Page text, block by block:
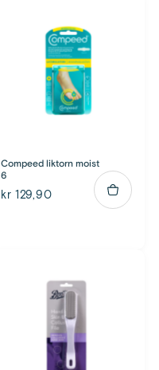
Compeed liktorn moist
6
kr 129,90